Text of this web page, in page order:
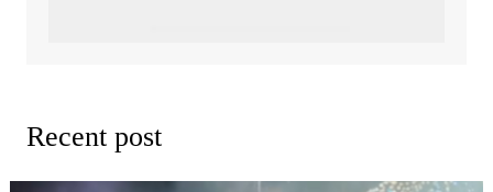
Recent post